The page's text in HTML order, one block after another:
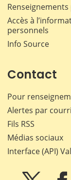
Accès à
personnels
Info Source
Contact
Pour
Alertes par
Fils RSS
Médias sociaux
Interface (API)